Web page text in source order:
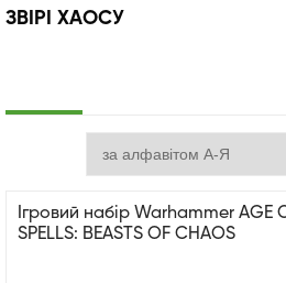
ЗВІРІ ХАОСУ
Ігровий набір Warhammer AGE
SPELLS: BEASTS OF CHAOS